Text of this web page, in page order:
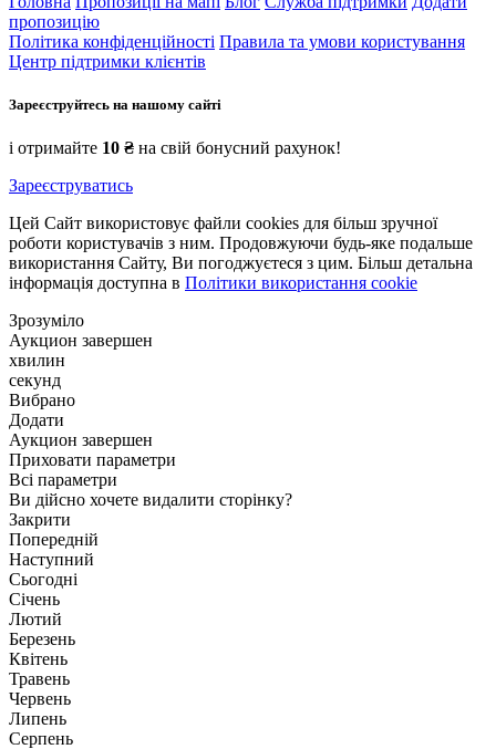
пропозицію
Політика конфіденційності Правила та умови користування
Центр підтримки клієнтів
Зареєструйтесь на нашому сайті
і отримайте 10 ₴ на свій бонусний рахунок!
Зареєструватись
Цей Сайт використовує файли cookies для більш зручної
роботи користувачів з ним. Продовжуючи будь-яке подальше
використання Сайту, Ви погоджуєтеся з цим. Більш детальна
інформація доступна в Політики використання cookie
Зрозуміло
Аукцион завершен
хвилин
секунд
Вибрано
Додати
Аукцион завершен
Приховати параметри
Всі параметри
Ви дійсно хочете видалити сторінку?
Закрити
Попередній
Наступний
Сьогодні
Січень
Лютий
Березень
Квітень
Травень
Червень
Липень
Серпень